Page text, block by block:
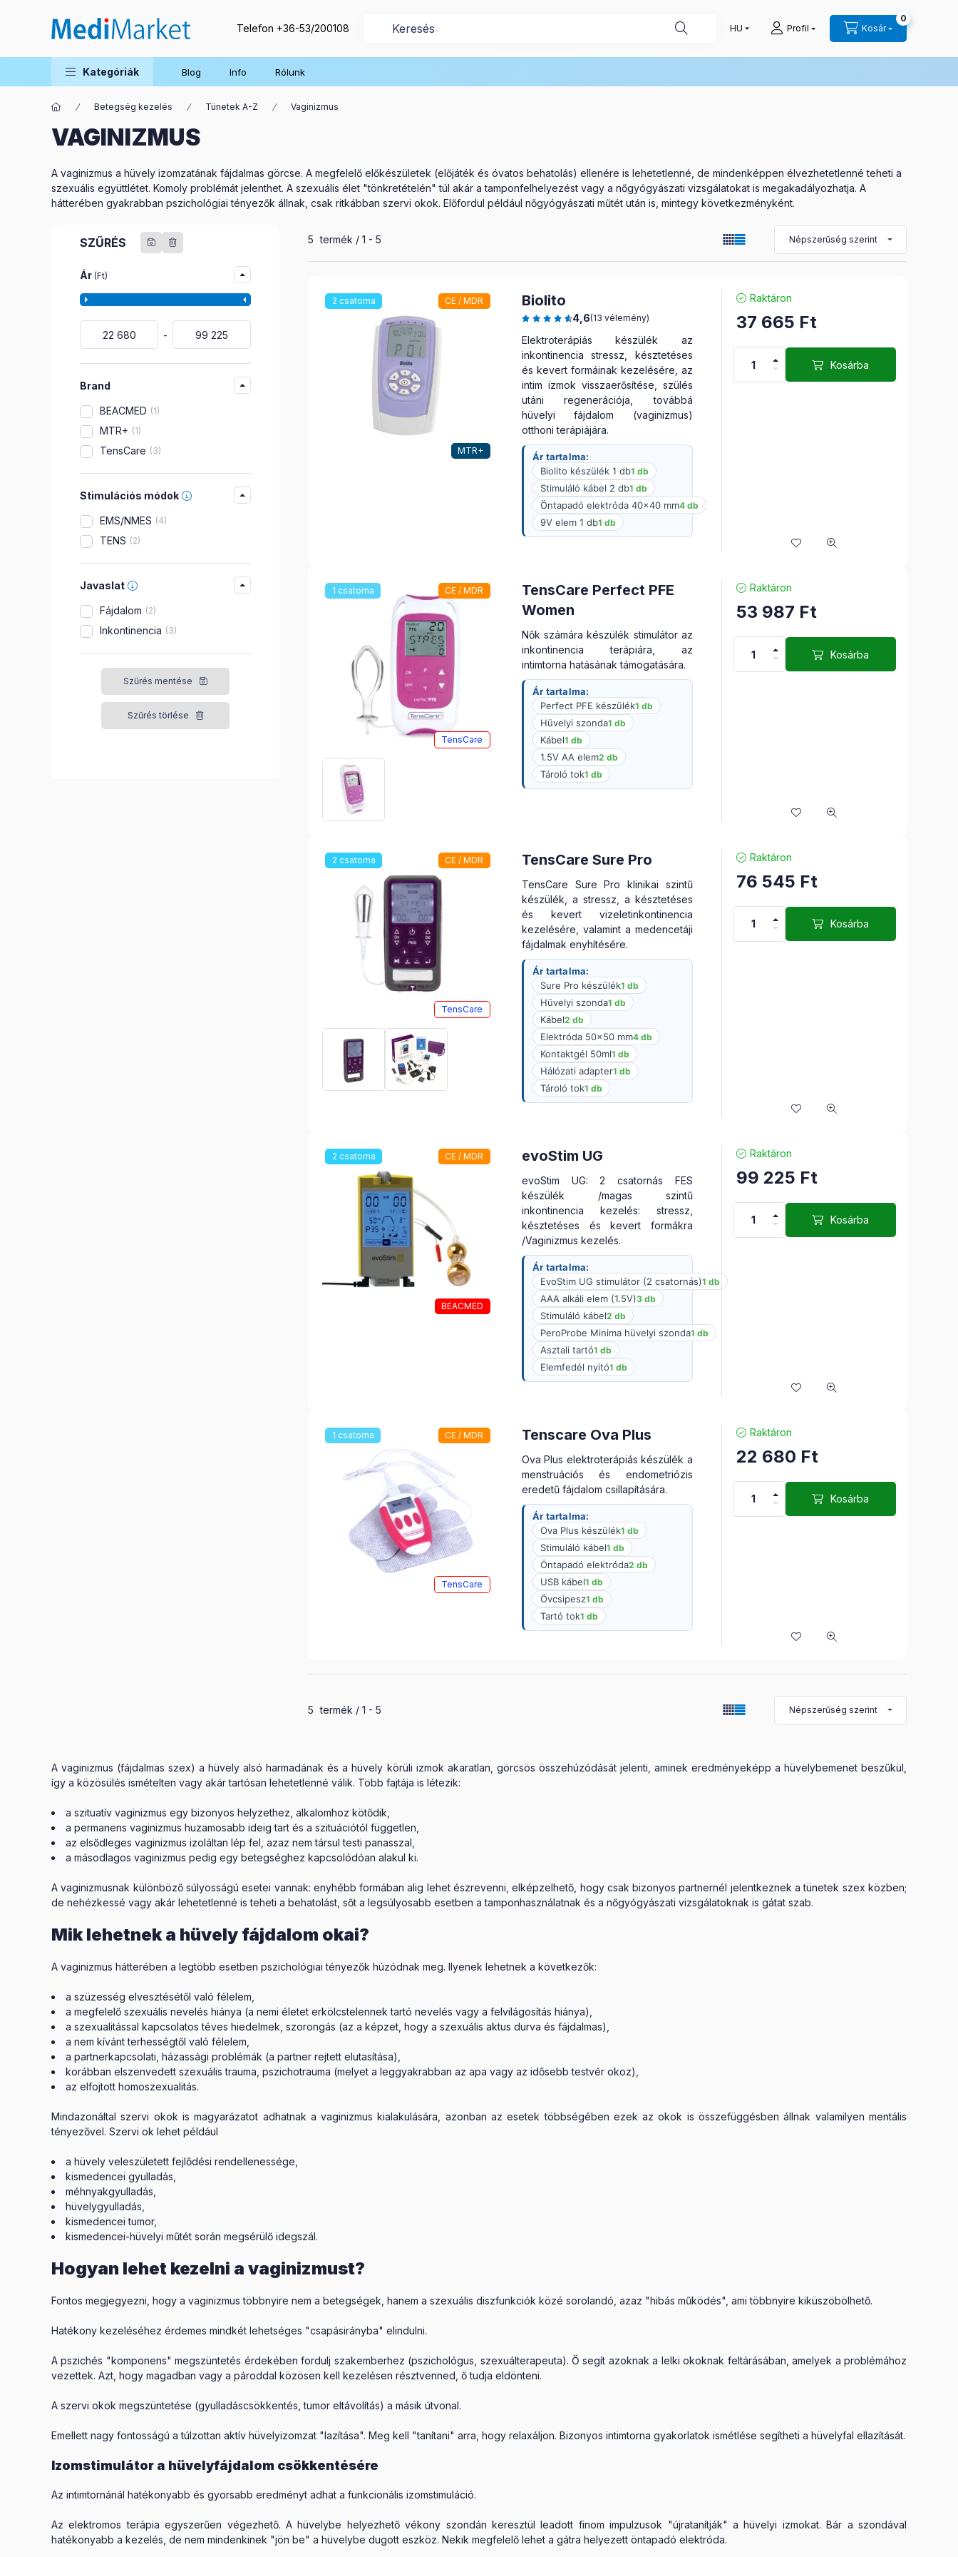
Telefon +36-53/200108 Profil Kosár
0
Kategóriák Blog Info Rólunk
Betegség kezelés Tünetek A-Z Vaginizmus
VAGINIZMUS
A vaginizmus a hüvely izomzatának fájdalmas görcse. A megfelelő előkészületek (előjáték és óvatos behatolás) ellenére is lehetetlenné, de mindenképpen élvezhetetlenné teheti a
szexuális együttlétet. Komoly problémát jelenthet. A szexuális élet "tönkretételén" túl akár a tamponfelhelyezést vagy a nőgyógyászati vizsgálatokat is megakadályozhatja. A
hátterében gyakrabban pszichológiai tényezők állnak, csak ritkábban szervi okok. Előfordul például nőgyógyászati műtét után is, mintegy következményként.
SZŰRÉS
Ár (Ft)
Brand
BEACMED 1
MTR+ 1
TensCare 3
Stimulációs módok
EMS/NMES 4
TENS 2
Javaslat
Fájdalom 2
Inkontinencia 3
Szűrés mentése
Szűrés törlése
Összes termék a kategóriában
5 termék 1 5
2 csatorna CE / MDR
MTR+
Biolito
4,6(13 vélemény)
Elektroterápiás készülék az
inkontinencia stressz, késztetéses
és kevert formáinak kezelésére, az
intim izmok visszaerősítése, szülés
utáni regenerációja, továbbá
hüvelyi fájdalom (vaginizmus)
otthoni terápiájára.
Ár tartalma:
Biolito készülék 1 db1 db
Stimuláló kábel 2 db1 db
Öntapadó elektróda 40×40 mm4 db
9V elem 1 db1 db
Raktáron
37 665 Ft
Kosárba
1 csatorna CE / MDR
TensCare
TensCare Perfect PFE
Women
Nők számára készülék stimulátor az
inkontinencia terápiára, az
intimtorna hatásának támogatására.
Ár tartalma:
Perfect PFE készülék1 db
Hüvelyi szonda1 db
Kábel1 db
1.5V AA elem2 db
Tároló tok1 db
Raktáron
53 987 Ft
Kosárba
2 csatorna CE / MDR
TensCare
TensCare Sure Pro
TensCare Sure Pro klinikai szintű
készülék, a stressz, a késztetéses
és kevert vizeletinkontinencia
kezelésére, valamint a medencetáji
fájdalmak enyhítésére.
Ár tartalma:
Sure Pro készülék1 db
Hüvelyi szonda1 db
Kábel2 db
Elektróda 50×50 mm4 db
Kontaktgél 50ml1 db
Hálózati adapter1 db
Tároló tok1 db
Raktáron
76 545 Ft
Kosárba
2 csatorna CE / MDR
BEACMED
evoStim UG
evoStim UG: 2 csatornás FES
készülék /magas szintű
inkontinencia kezelés: stressz,
késztetéses és kevert formákra
/Vaginizmus kezelés.
Ár tartalma:
EvoStim UG stimulátor (2 csatornás)1 db
AAA alkáli elem (1.5V)3 db
Stimuláló kábel2 db
PeroProbe Minima hüvelyi szonda1 db
Asztali tartó1 db
Elemfedél nyitó1 db
Raktáron
99 225 Ft
Kosárba
1 csatorna CE / MDR
TensCare
Tenscare Ova Plus
Ova Plus elektroterápiás készülék a
menstruációs és endometriózis
eredetű fájdalom csillapítására.
Ár tartalma:
Ova Plus készülék1 db
Stimuláló kábel1 db
Öntapadó elektróda2 db
USB kábel1 db
Övcsipesz1 db
Tartó tok1 db
Raktáron
22 680 Ft
Kosárba
Összes termék a kategóriában
5 termék 1 5
A vaginizmus (fájdalmas szex) a hüvely alsó harmadának és a hüvely körüli izmok akaratlan, görcsös összehúzódását jelenti, aminek eredményeképp a hüvelybemenet beszűkül,
így a közösülés ismételten vagy akár tartósan lehetetlenné válik. Több fajtája is létezik:
a szituatív vaginizmus egy bizonyos helyzethez, alkalomhoz kötődik,
a permanens vaginizmus huzamosabb ideig tart és a szituációtól független,
az elsődleges vaginizmus izoláltan lép fel, azaz nem társul testi panasszal,
a másodlagos vaginizmus pedig egy betegséghez kapcsolódóan alakul ki.
A vaginizmusnak különböző súlyosságú esetei vannak: enyhébb formában alig lehet észrevenni, elképzelhető, hogy csak bizonyos partnernél jelentkeznek a tünetek szex közben;
de nehézkessé vagy akár lehetetlenné is teheti a behatolást, sőt a legsúlyosabb esetben a tamponhasználatnak és a nőgyógyászati vizsgálatoknak is gátat szab.
Mik lehetnek a hüvely fájdalom okai?
A vaginizmus hátterében a legtöbb esetben pszichológiai tényezők húzódnak meg. Ilyenek lehetnek a következők:
a szüzesség elvesztésétől való félelem,
a megfelelő szexuális nevelés hiánya (a nemi életet erkölcstelennek tartó nevelés vagy a felvilágosítás hiánya),
a szexualitással kapcsolatos téves hiedelmek, szorongás (az a képzet, hogy a szexuális aktus durva és fájdalmas),
a nem kívánt terhességtől való félelem,
a partnerkapcsolati, házassági problémák (a partner rejtett elutasítása),
korábban elszenvedett szexuális trauma, pszichotrauma (melyet a leggyakrabban az apa vagy az idősebb testvér okoz),
az elfojtott homoszexualitás.
Mindazonáltal szervi okok is magyarázatot adhatnak a vaginizmus kialakulására, azonban az esetek többségében ezek az okok is összefüggésben állnak valamilyen mentális
tényezővel. Szervi ok lehet például
a hüvely veleszületett fejlődési rendellenessége,
kismedencei gyulladás,
méhnyakgyulladás,
hüvelygyulladás,
kismedencei tumor,
kismedencei-hüvelyi műtét során megsérülő idegszál.
Hogyan lehet kezelni a vaginizmust?
Fontos megjegyezni, hogy a vaginizmus többnyire nem a betegségek, hanem a szexuális diszfunkciók közé sorolandó, azaz "hibás működés", ami többnyire kiküszöbölhető.
Hatékony kezeléséhez érdemes mindkét lehetséges "csapásirányba" elindulni.
A pszichés "komponens" megszüntetés érdekében fordulj szakemberhez (pszichológus, szexuálterapeuta). Ő segít azoknak a lelki okoknak feltárásában, amelyek a problémához
vezettek. Azt, hogy magadban vagy a pároddal közösen kell kezelésen résztvenned, ő tudja eldönteni.
A szervi okok megszüntetése (gyulladáscsökkentés, tumor eltávolítás) a másik útvonal.
Emellett nagy fontosságú a túlzottan aktív hüvelyizomzat "lazítása". Meg kell "tanítani" arra, hogy relaxáljon. Bizonyos intimtorna gyakorlatok ismétlése segítheti a hüvelyfal ellazítását.
Izomstimulátor a hüvelyfájdalom csökkentésére
Az intimtornánál hatékonyabb és gyorsabb eredményt adhat a funkcionális izomstimuláció.
Az elektromos terápia egyszerűen végezhető. A hüvelybe helyezhető vékony szondán keresztül leadott finom impulzusok "újratanítják" a hüvelyi izmokat. Bár a szondával
hatékonyabb a kezelés, de nem mindenkinek "jön be" a hüvelybe dugott eszköz. Nekik megfelelő lehet a gátra helyezett öntapadó elektróda.